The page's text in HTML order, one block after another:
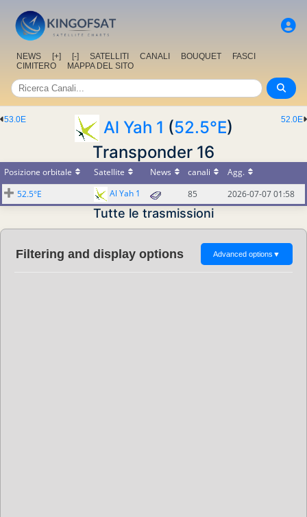
NEWS [+] [-] SATELLITI CANALI BOUQUET
FASCI
CIMITERO
MAPPA DEL SITO
52.0E
53.0E Al Yah 1 (52.5°E)
Transponder 16
Posizione orbitale Satellite News canali
Agg.
52.5°E
Al Yah 1 85 2026-07-07 01:58
Tutte le trasmissioni
Filtering and display options Advanced options ▼